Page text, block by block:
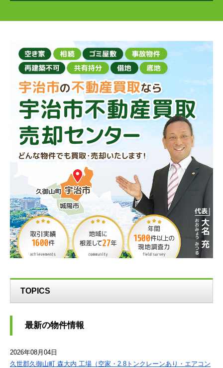
TOPICS
最新の物件情報
2026年08月04日
久世郡久御山町 森大内 工場（空家・2.8トンクレーンあり・エアコン